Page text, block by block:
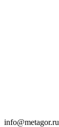
info@metagor.ru